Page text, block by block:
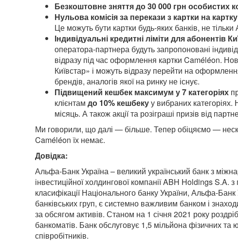
Безкоштовне зняття до 30 000 грн особистих
Нульова комісія за перекази з картки на
Це можуть бути картки будь-яких банків, не
Індивідуальні кредитні ліміти для абонентів
оператора-партнера будуть запропоновані
відразу під час оформлення картки Caméléon.
Київстар» і можуть відразу перейти на
брендів, аналогів якої на ринку не існує.
Підвищений кешбек максимум у 7 категоріях
клієнтам до 10% кешбекуу вибраних
місяць. А також акції та розіграші призів від
Ми говорили, що далі — більше. Тепер обіцяємо —
Caméléon їх немає.
Довідка:
Альфа-Банк Україна – великий український банк з
інвестиційної холдингової компанії ABH Holdings
класифікації Національного банку України, Альфа-
банківських груп, є системно важливим банком і
за обсягом активів. Станом на 1 січня 2021 року
банкоматів. Банк обслуговує 1,5 мільйона фізичних
співробітників.